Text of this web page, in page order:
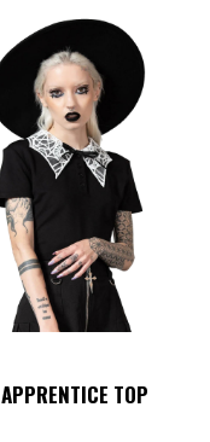
APPRENTICE TOP